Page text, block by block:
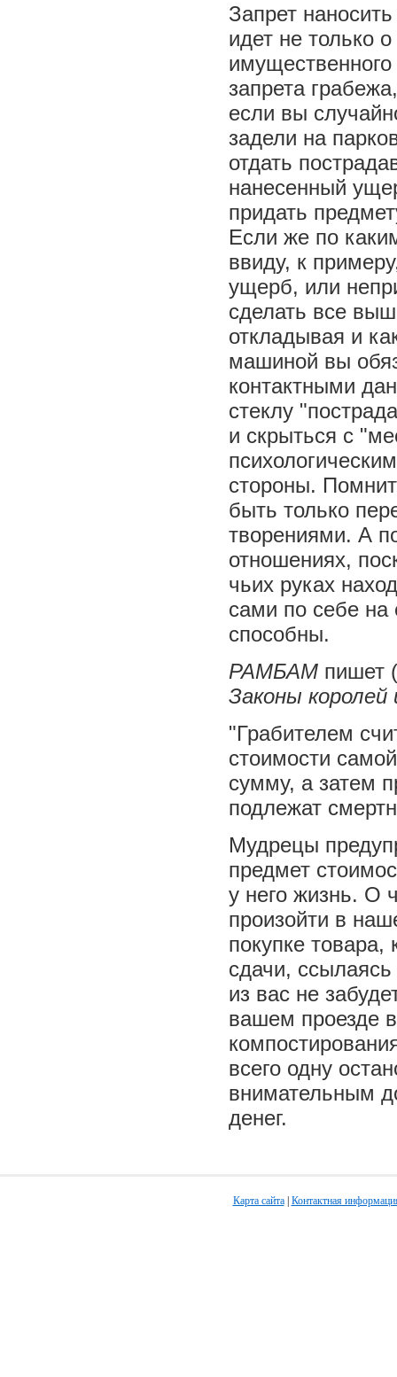
Запрет
идет не только
запрета
если вы
задели на
отдать
нанесенный
придать
Если же по
ввиду, к
ущерб, или
сделать все
откладывая и
машиной вы
контактными
стеклу
и скрыться с
стороны.
быть только
творениями. А
отношениях,
чьих руках
сами по себе на
способны.
РАМБАМпишет (
Законы королей
"Грабителем
стоимости
сумму, а затем
подлежат
Мудрецы
предмет
у него жизнь. О
произойти в
покупке товара,
сдачи, ссылаясь
из вас не
вашем проезде
всего одну
внимательным
денег.
Карта сайта| Контактная